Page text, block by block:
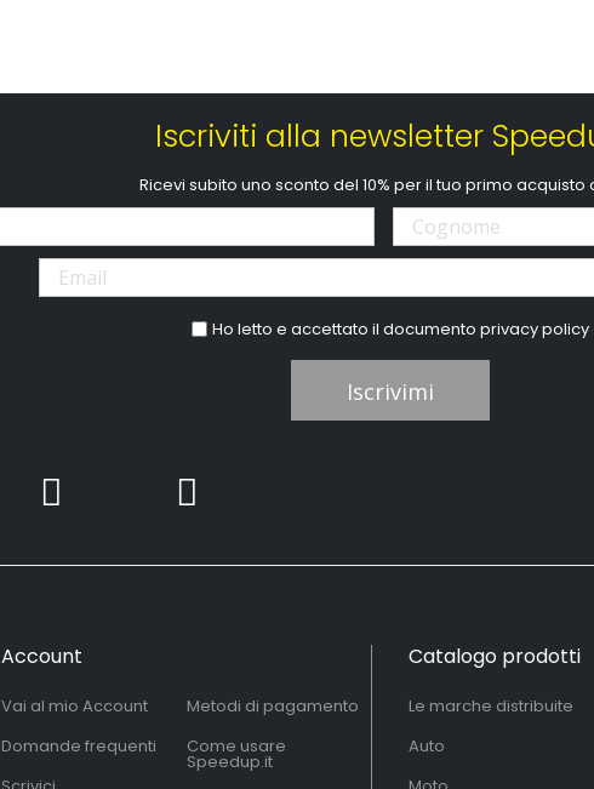
Iscriviti alla newsletter
Ricevi subito uno sconto del 10% per il tuo primo acquisto
Ho letto e accettato il documentoprivacy policy
Iscrivimi
Account
Vai al mio Account
Domande frequenti
Metodi di pagamento
Come usare
Speedup.it
Catalogo prodotti
Le marche distribuite
Auto